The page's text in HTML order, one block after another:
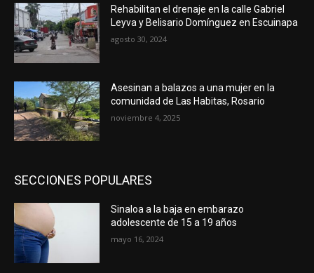
Rehabilitan el drenaje en la calle Gabriel
Leyva y Belisario Domínguez en Escuinapa
agosto 30, 2024
Asesinan a balazos a una mujer en la
comunidad de Las Habitas, Rosario
noviembre 4, 2025
SECCIONES POPULARES
Sinaloa a la baja en embarazo
adolescente de 15 a 19 años
mayo 16, 2024